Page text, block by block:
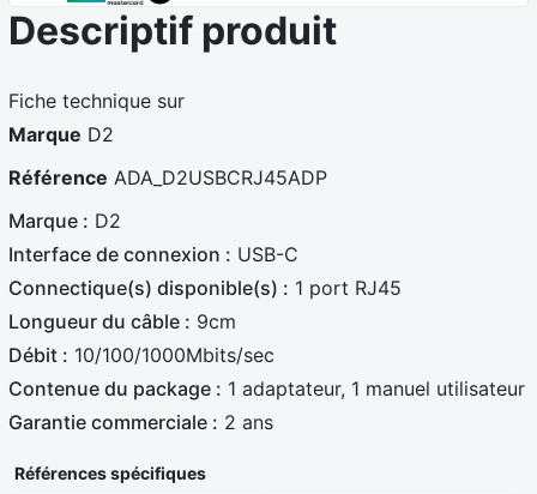
i
s
a
l
e
u
e
a
s
c
r
d
X
Descriptif produit
Fiche technique sur
Marque D2
Référence ADA_D2USBCRJ45ADP
Marque : D2
Interface de connexion : USB-C
Connectique(s) disponible(s) : 1 port RJ45
Longueur du câble : 9cm
Débit : 10/100/1000Mbits/sec
Contenue du package : 1 adaptateur, 1 manuel utilisateur
Garantie commerciale : 2 ans
Références spécifiques